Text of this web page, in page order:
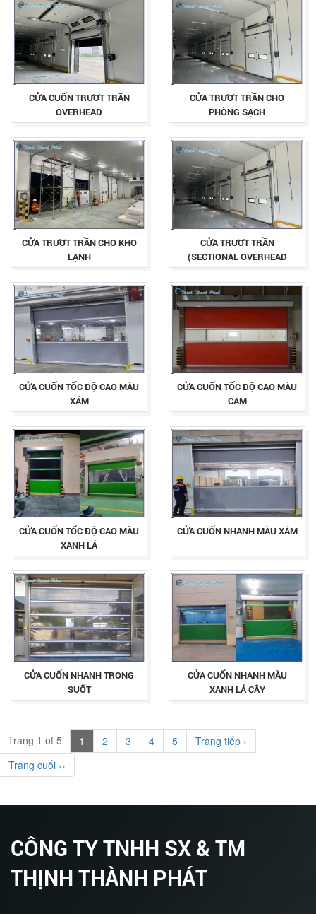
CỬA CUỐN TRƯỢT TRẦN
OVERHEAD
CỬA TRƯỢT TRẦN CHO
PHÒNG SẠCH
CỬA TRƯỢT TRẦN CHO KHO
LẠNH
CỬA TRƯỢT TRẦN
(SECTIONAL OVERHEAD
DOOR)
CỬA CUỐN TỐC ĐỘ CAO MÀU
XÁM
CỬA CUỐN TỐC ĐỘ CAO MÀU
CAM
CỬA CUỐN TỐC ĐỘ CAO MÀU
XANH LÁ
CỬA CUỐN NHANH MÀU XÁM
CỬA CUỐN NHANH TRONG
SUỐT
CỬA CUỐN NHANH MÀU
XANH LÁ CÂY
Trang 1 of 5 1 2 3 4 5
Trang tiếp ›
Trang cuối ››
CÔNG TY TNHH SX & TM
THỊNH THÀNH PHÁT